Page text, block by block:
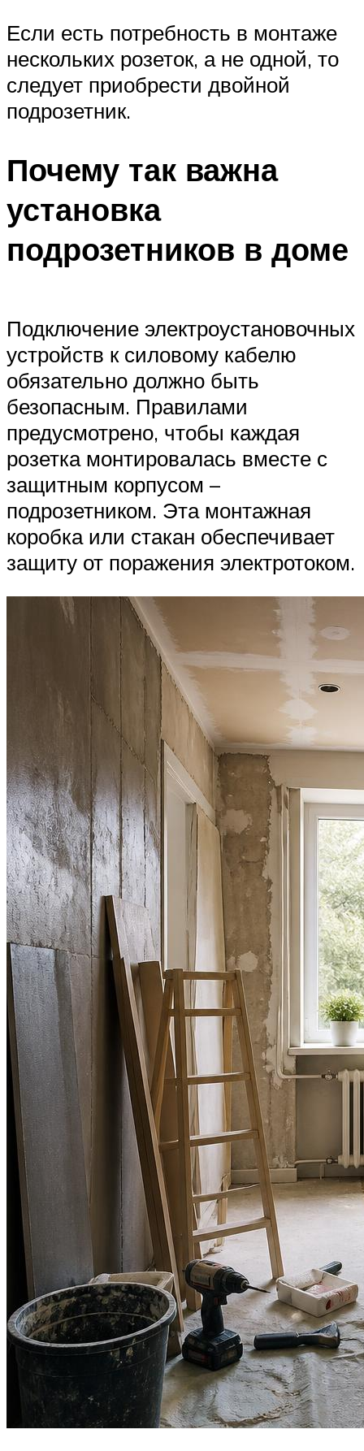
Если есть потребность в монтаже
нескольких розеток, а не одной, то
следует приобрести двойной
подрозетник.
Почему так важна
установка
подрозетников в доме
Подключение электроустановочных
устройств к силовому кабелю
обязательно должно быть
безопасным. Правилами
предусмотрено, чтобы каждая
розетка монтировалась вместе с
защитным корпусом –
подрозетником. Эта монтажная
коробка или стакан обеспечивает
защиту от поражения электротоком.